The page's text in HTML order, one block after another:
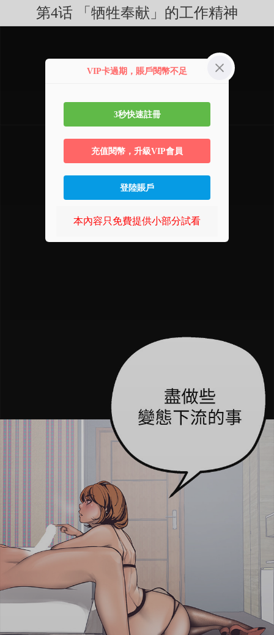
第4话 「牺牲奉献」的工作精神
VIP卡過期，賬戶閱幣不足
3秒快速註冊
充值閱幣，升級VIP會員
登陸賬戶
本內容只免費提供小部分試看